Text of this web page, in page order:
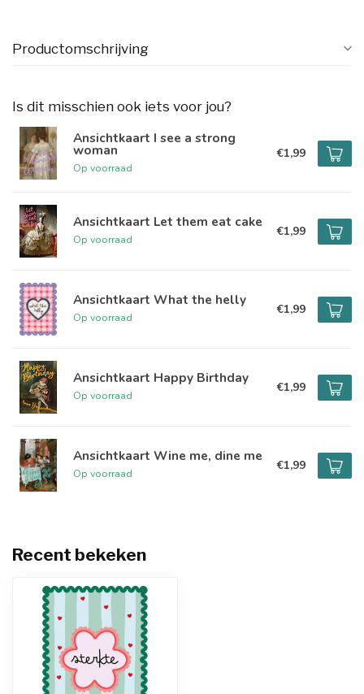
Productomschrijving
Is dit misschien ook iets voor jou?
Ansichtkaart I see a strong
woman
Op voorraad
€1,99
Ansichtkaart Let them eat cake
Op voorraad
€1,99
Ansichtkaart What the helly
Op voorraad
€1,99
Ansichtkaart Happy Birthday
Op voorraad
€1,99
Ansichtkaart Wine me, dine me
Op voorraad
€1,99
Recent bekeken